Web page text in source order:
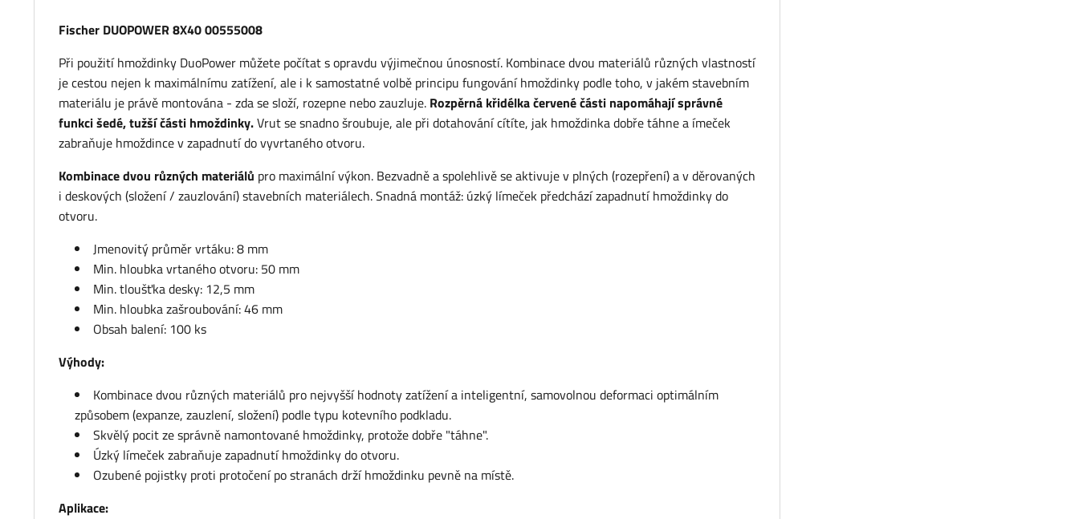
Fischer DUOPOWER 8X40 00555008
Při použití hmoždinky DuoPower můžete počítat s opravdu výjimečnou únosností. Kombinace dvou materiálů různých vlastností
je cestou nejen k maximálnímu zatížení, ale i k samostatné volbě principu fungování hmoždinky podle toho, v jakém stavebním
materiálu je právě montována - zda se složí, rozepne nebo zauzluje. Rozpěrná křidélka červené části napomáhají správné
funkci šedé, tužší části hmoždinky.Vrut se snadno šroubuje, ale při dotahování cítíte, jak hmoždinka dobře táhne a ímeček
zabraňuje hmoždince v zapadnutí do vyvrtaného otvoru.
Kombinace dvou různých materiálů pro maximální výkon. Bezvadně a spolehlivě se aktivuje v plných (rozepření) a v děrovaných
i deskových (složení / zauzlování) stavebních materiálech. Snadná montáž: úzký límeček předchází zapadnutí hmoždinky do
otvoru.
Jmenovitý průměr vrtáku: 8 mm
Min. hloubka vrtaného otvoru: 50 mm
Min. tloušťka desky: 12,5 mm
Min. hloubka zašroubování: 46 mm
Obsah balení: 100 ks
Výhody:
Kombinace dvou různých materiálů pro nejvyšší hodnoty zatížení a inteligentní, samovolnou deformaci optimálním
způsobem (expanze, zauzlení, složení) podle typu kotevního podkladu.
Skvělý pocit ze správně namontované hmoždinky, protože dobře "táhne".
Úzký límeček zabraňuje zapadnutí hmoždinky do otvoru.
Ozubené pojistky proti protočení po stranách drží hmoždinku pevně na místě.
Aplikace: